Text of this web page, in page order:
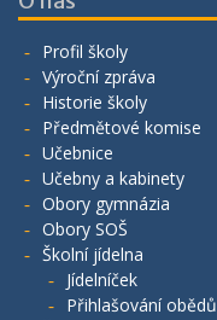
Profil školy
Výroční zpráva
Historie školy
Předmětové komise
Učebnice
Učebny a kabinety
Obory gymnázia
Obory SOŠ
Školní jídelna
Jídelníček
Přihlašování obědů